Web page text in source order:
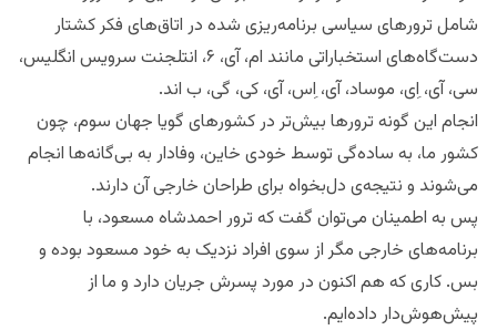
شامل ترورهای سیاسی برنامه‌ریزی شده در اتاق‌های فکر کشتار
دست‌گاه‌های استخباراتی مانند ام، آی، ۶، انتلجنت سرویس انگلیس،
سی‌، آی،‌ اِی، موساد، آی‌، اِس‌، آی،‌ کی‌، گی‌، ب اند.
انجام این گونه ترورها بیش‌تر در کشورهای گویا جهان سوم، چون
کشور ما، به ساده‌گی توسط خودی خاین، وفادار به بی‌گانه‌ها انجام
می‌شوند و نتیجه‌ی دل‌بخواه برای طراحان خارجی آن دارند.
پس به اطمینان می‌توان گفت که ترور احمدشاه مسعود، با
برنامه‌های خارجی مگر از سوی افراد نزدیک به خود مسعود بوده و
بس. کاری که هم اکنون در مورد پسرش جریان دارد و ما از
پیش‌هوش‌دار داده‌ایم.